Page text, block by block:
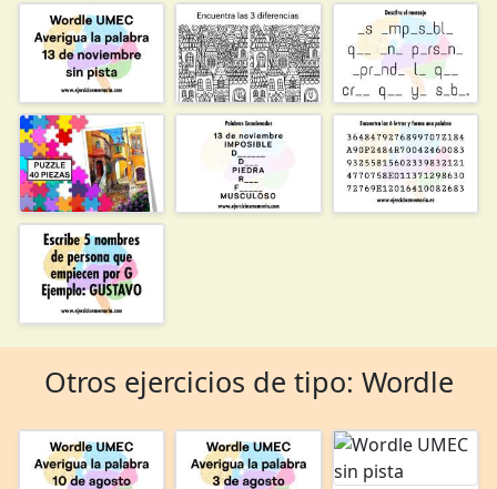
Otros ejercicios de tipo: Wordle